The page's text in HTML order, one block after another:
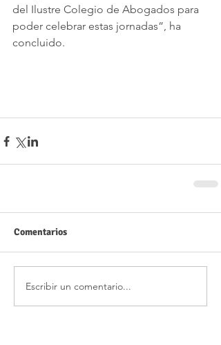
del Ilustre Colegio de Abogados para
poder celebrar estas jornadas”, ha
concluido.
Comentarios
Escribir un comentario...